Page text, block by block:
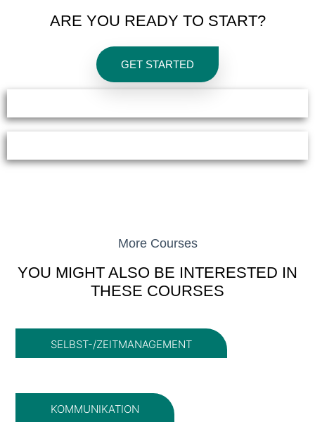
ARE YOU READY TO START?
GET STARTED
More Courses
YOU MIGHT ALSO BE INTERESTED IN
THESE COURSES
SELBST-/ZEITMANAGEMENT
KOMMUNIKATION